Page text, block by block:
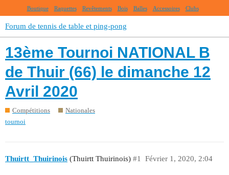
Boutique Raquettes Revêtements Bois Balles Accessoires Clubs
Forum de tennis de table et ping-pong
13ème Tournoi NATIONAL B
de Thuir (66) le dimanche 12
Avril 2020
Compétitions
Nationales
tournoi
Thuirtt_Thuirinois (Thuirtt Thuirinois) Février 1, 2020, 2:04
#1